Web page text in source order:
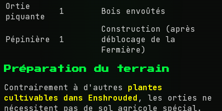
Ortie
piquante
1 Bois envoûtés
Pépinière 1
Construction (après
déblocage de la
Fermière)
Préparation du terrain
Contrairement à d'autres plantes
cultivables dans Enshrouded , les orties ne
nécessitent pas de sol agricole spécial.